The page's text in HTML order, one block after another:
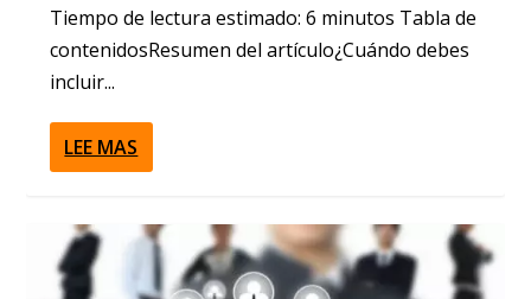
Tiempo de lectura estimado: 6 minutos Tabla de
contenidosResumen del artículo¿Cuándo debes
incluir...
LEE MAS